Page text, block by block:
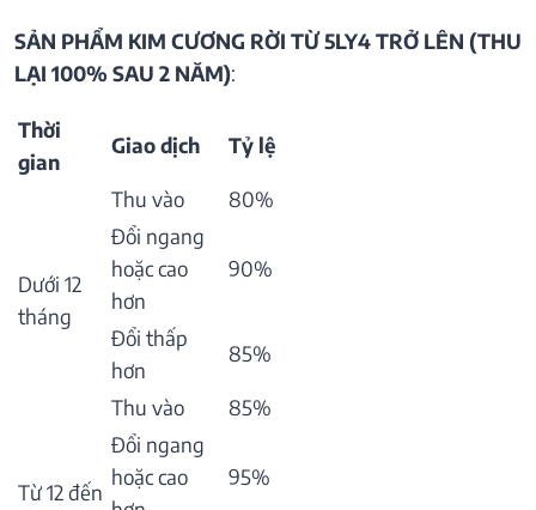
SẢN PHẨM KIM CƯƠNG RỜI TỪ 5LY4 TRỞ LÊN (THU
LẠI 100% SAU 2 NĂM):
Thời
gian
Giao dịch Tỷ lệ
Dưới 12
tháng
Thu vào
80%
Đổi ngang
hoặc cao
hơn
90%
Đổi thấp
hơn
85%
Từ 12 đến
Thu vào
85%
Đổi ngang
hoặc cao
95%